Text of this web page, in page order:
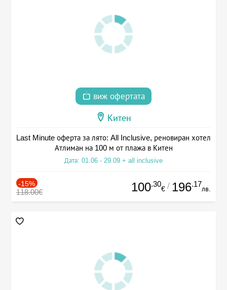
виж офертата
Китен
Last Minute оферта за лято: All Inclusive, реновиран хотел
Атлиман на 100 м от плажа в Китен
Дата: 01.06 - 29.09 + all inclusive
-15%
118.00€ 100.30
€ / 196.17
лв.